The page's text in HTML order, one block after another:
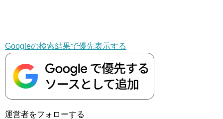
Googleの検索結果で優先表示する
運営者をフォローする